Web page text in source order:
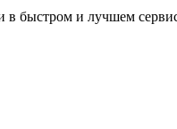
в быстром и лучшем